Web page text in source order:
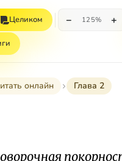
Целиком − 125% +
онлайн Глава 2